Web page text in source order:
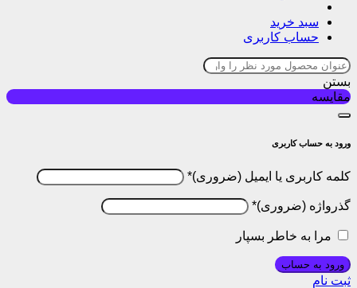
سبد خرید
حساب کاربری
بستن
مقایسه
ورود به حساب کاربری
کلمه کاربری یا ایمیل *
گذرواژه *
مرا به خاطر بسپار
ورود به حساب
ثبت نام